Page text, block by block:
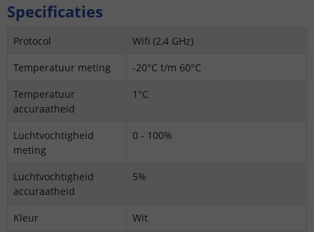
Specificaties
Protocol
Wifi (2,4 GHz)
Temperatuur meting
-20°C t/m 60°C
Temperatuur
accuraatheid
1°C
Luchtvochtigheid
meting
0 - 100%
Luchtvochtigheid
accuraatheid
5%
Kleur
Wit